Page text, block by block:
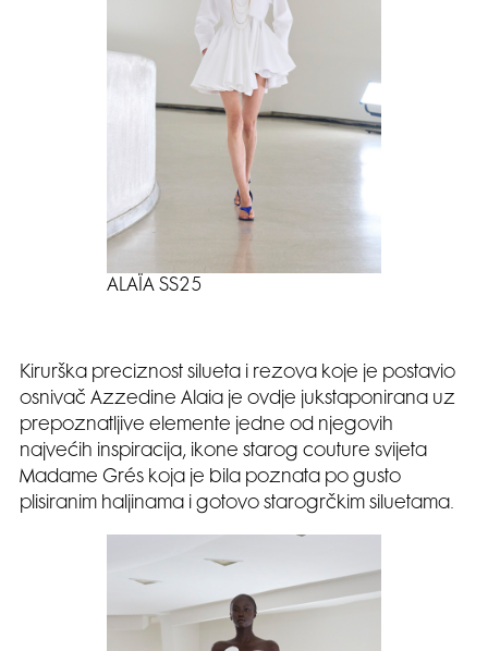
ALAÏA SS25
Kirurška preciznost silueta i rezova koje je postavio
osnivač Azzedine Alaia je ovdje jukstaponirana uz
prepoznatljive elemente jedne od njegovih
najvećih inspiracija, ikone starog couture svijeta
Madame Grés koja je bila poznata po gusto
plisiranim haljinama i gotovo starogrčkim siluetama.